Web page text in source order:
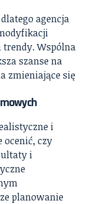
agencja
trendy. Wspólna
szanse na
zmieniające się
i
ocenić, czy
i
planowanie